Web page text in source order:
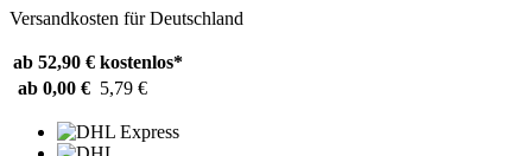
Versandkosten für Deutschland
ab 52,90 € kostenlos*
ab 0,00 € 5,79 €